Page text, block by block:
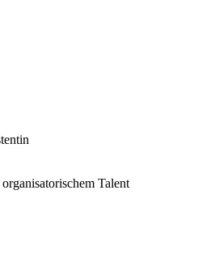
Talent